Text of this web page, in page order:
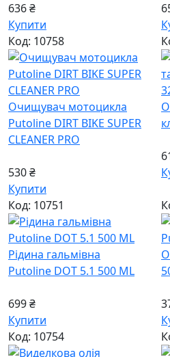
636 ₴
Купити
Код: 10758
Очищувач мотоцикла
Putoline DIRT BIKE SUPER
CLEANER PRO
530 ₴
Купити
Код: 10751
Рідина гальмівна
Putoline DOT 5.1 500 ML
699 ₴
Купити
Код: 10754